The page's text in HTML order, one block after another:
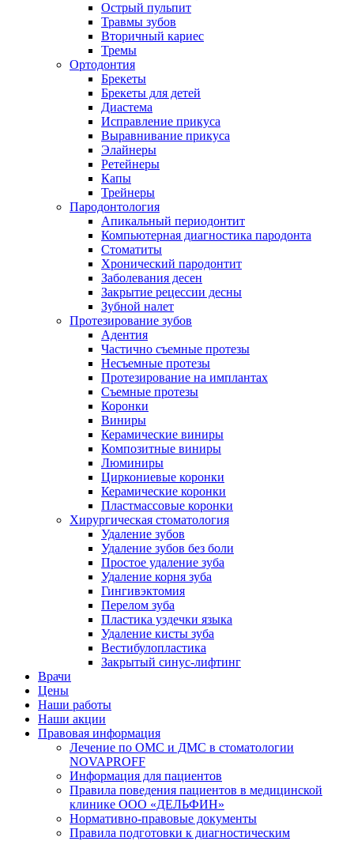
Острый пульпит
Травмы зубов
Вторичный кариес
Тремы
Ортодонтия
Брекеты
Брекеты для детей
Диастема
Исправление прикуса
Выравнивание прикуса
Элайнеры
Ретейнеры
Капы
Трейнеры
Пародонтология
Апикальный периодонтит
Компьютерная диагностика пародонта
Стоматиты
Хронический пародонтит
Заболевания десен
Закрытие рецессии десны
Зубной налет
Протезирование зубов
Адентия
Частично съемные протезы
Несъемные протезы
Протезирование на имплантах
Съемные протезы
Коронки
Виниры
Керамические виниры
Композитные виниры
Люминиры
Циркониевые коронки
Керамические коронки
Пластмассовые коронки
Хирургическая стоматология
Удаление зубов
Удаление зубов без боли
Простое удаление зуба
Удаление корня зуба
Гингивэктомия
Перелом зуба
Пластика уздечки языка
Удаление кисты зуба
Вестибулопластика
Закрытый синус-лифтинг
Врачи
Цены
Наши работы
Наши акции
Правовая информация
Лечение по ОМС и ДМС в стоматологии
NOVAPROFF
Информация для пациентов
Правила поведения пациентов в медицинской
клинике ООО «ДЕЛЬФИН»
Нормативно-правовые документы
Правила подготовки к диагностическим